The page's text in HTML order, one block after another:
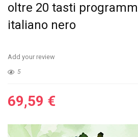
oltre 20 tasti
italiano nero
Add your review
5
69,59 €